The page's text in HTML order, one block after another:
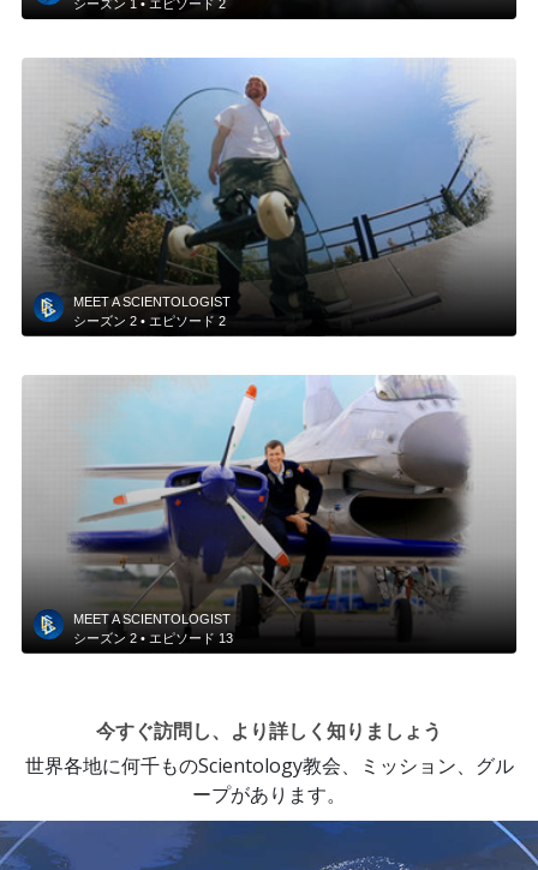
シーズン 1 • エピソード 2
MEET A SCIENTOLOGIST
シーズン 2 • エピソード 2
MEET A SCIENTOLOGIST
シーズン 2 • エピソード 13
今すぐ訪問し、より詳しく知りましょう
世界各地に何千ものScientology教会、ミッション、グル
ープがあります。